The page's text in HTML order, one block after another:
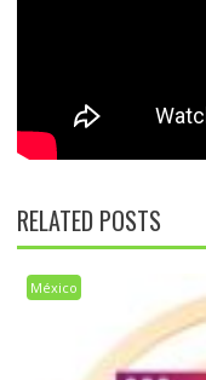
RELATED POSTS
México